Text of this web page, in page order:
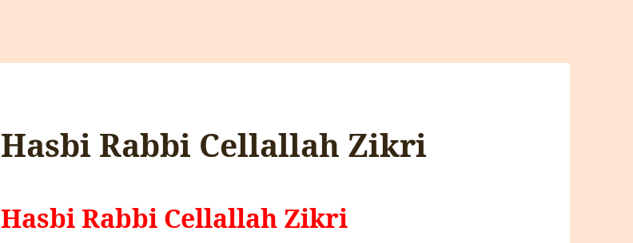
Hasbi Rabbi Cellallah Zikri
Hasbi Rabbi Cellallah Zikri